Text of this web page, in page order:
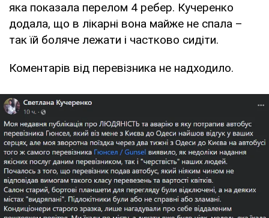
яка показала перелом 4 ребер. Кучеренко
додала, що в лікарні вона майже не спала –
так їй боляче лежати і частково сидіти.
Коментарів від перевізника не надходило.